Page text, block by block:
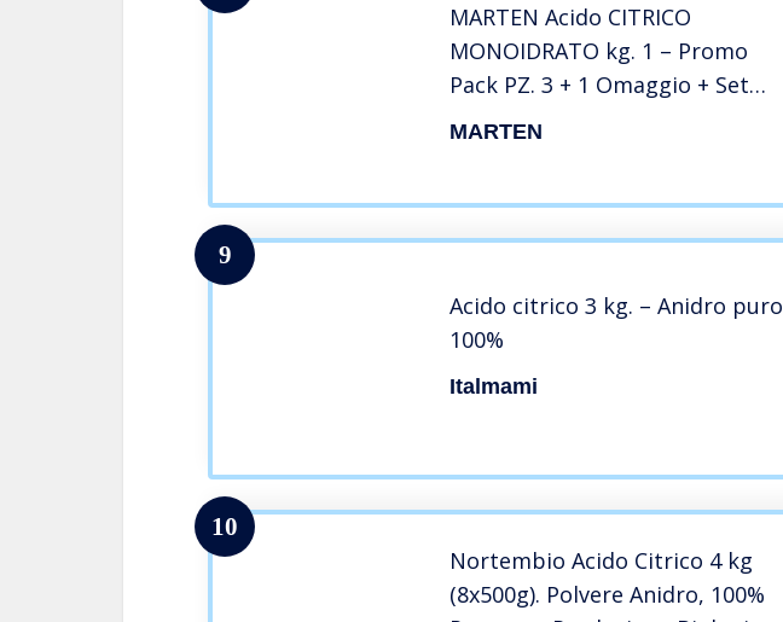
MARTEN Acido CITRICO
MONOIDRATO kg. 1 – Promo
Pack PZ. 3 + 1 Omaggio + Set
PENNELLESSE 3 PZ. – Prodotto
MARTEN
9
Acido citrico 3 kg. – Anidro puro
100%
Italmami
10
Nortembio Acido Citrico 4 kg
(8x500g). Polvere Anidro, 100%